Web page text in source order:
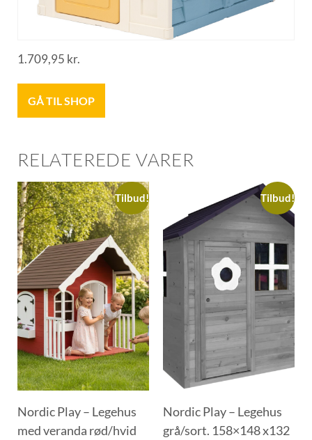
1.709,95 kr.
GÅ TIL SHOP
RELATEREDE VARER
Tilbud!
Nordic Play – Legehus
med veranda rød/hvid
Tilbud!
Nordic Play – Legehus
grå/sort. 158×148 x132